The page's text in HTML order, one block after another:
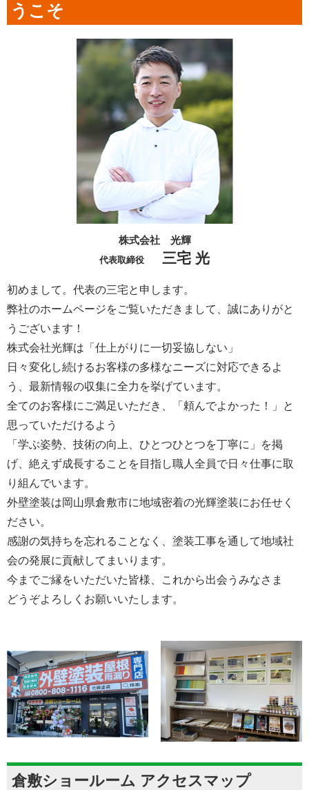
うこそ
株式会社 光輝
代表取締役 三宅 光
初めまして。代表の三宅と申します。
弊社のホームページをご覧いただきまして、誠にありがと
うございます！
株式会社光輝は「仕上がりに一切妥協しない」
日々変化し続けるお客様の多様なニーズに対応できるよ
う、最新情報の収集に全力を挙げています。
全てのお客様にご満足いただき、「頼んでよかった！」と
思っていただけるよう
「学ぶ姿勢、技術の向上、ひとつひとつを丁寧に」を掲
げ、絶えず成長することを目指し職人全員で日々仕事に取
り組んでいます。
外壁塗装は岡山県倉敷市に地域密着の光輝塗装にお任せく
ださい。
感謝の気持ちを忘れることなく、塗装工事を通して地域社
会の発展に貢献してまいります。
今までご縁をいただいた皆様、これから出会うみなさま
どうぞよろしくお願いいたします。
倉敷ショールーム アクセスマップ